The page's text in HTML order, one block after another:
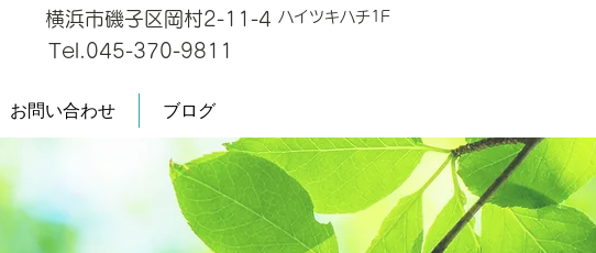
横浜市磯子区岡村2-11-4
Tel.045-370-9811
ハイツキハチ1F
お問い合わせ ブログ